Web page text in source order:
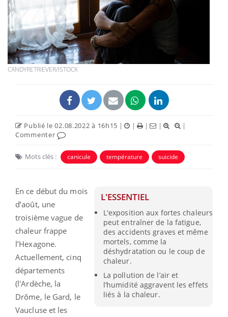
CANDYRETRIEVER/ISTOCK
Publié le 02.08.2022 à 16h15 | | | |
|
Commenter
Mots clés : canicule température suicide
L'ESSENTIEL
L'exposition aux fortes chaleurs
peut entraîner de la fatigue,
des accidents graves et même
mortels, comme la
déshydratation ou le coup de
chaleur.
La pollution de l’air et
l’humidité aggravent les effets
liés à la chaleur.
En ce début du mois
d’août, une
troisième vague de
chaleur frappe
l’Hexagone.
Actuellement, cinq
départements
(l'Ardèche, la
Drôme, le Gard, le
Vaucluse et les